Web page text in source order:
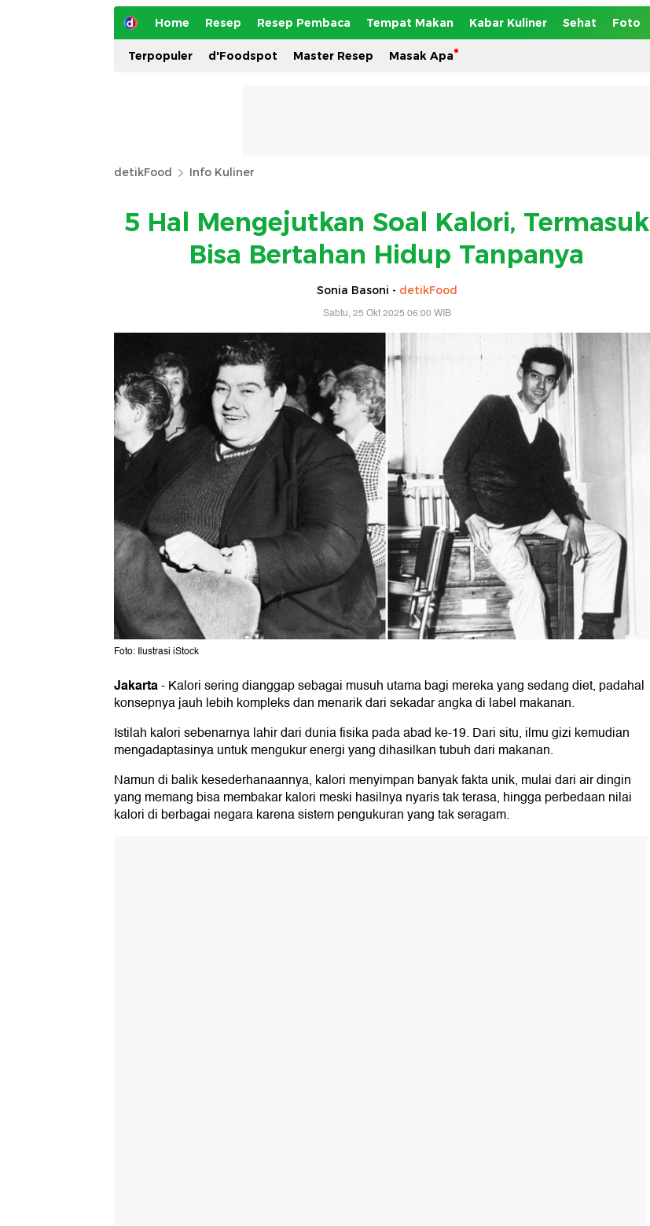
Home Resep Resep Pembaca Tempat Makan Kabar Kuliner Sehat Foto
Terpopuler d'Foodspot Master Resep Masak Apa
detikFood Info Kuliner
5 Hal Mengejutkan Soal Kalori, Termasuk
Bisa Bertahan Hidup Tanpanya
Sonia Basoni - detikFood
Sabtu, 25 Okt 2025 06:00 WIB
Foto: Ilustrasi iStock
Jakarta-Kalori sering dianggap sebagai musuh utama bagi mereka yang sedang diet, padahal
konsepnya jauh lebih kompleks dan menarik dari sekadar angka di label makanan.
Istilah kalori sebenarnya lahir dari dunia fisika pada abad ke-19. Dari situ, ilmu gizi kemudian
mengadaptasinya untuk mengukur energi yang dihasilkan tubuh dari makanan.
Namun di balik kesederhanaannya, kalori menyimpan banyak fakta unik, mulai dari air dingin
yang memang bisa membakar kalori meski hasilnya nyaris tak terasa, hingga perbedaan nilai
kalori di berbagai negara karena sistem pengukuran yang tak seragam.